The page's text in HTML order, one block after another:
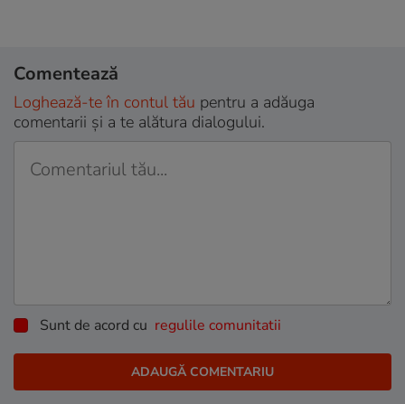
Comentează
Loghează-te în contul tău pentru a adăuga
comentarii și a te alătura dialogului.
Sunt de acord cu regulile comunitatii